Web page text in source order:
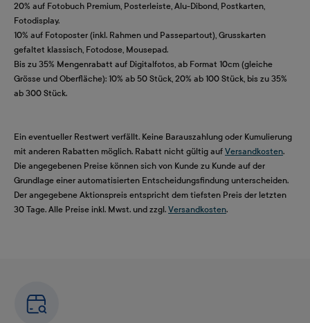
20% auf Fotobuch Premium, Posterleiste, Alu-Dibond, Postkarten,
Fotodisplay.
10% auf Fotoposter (inkl. Rahmen und Passepartout), Grusskarten
gefaltet klassisch, Fotodose, Mousepad.
Bis zu 35% Mengenrabatt auf Digitalfotos, ab Format 10cm (gleiche
Grösse und Oberfläche): 10% ab 50 Stück, 20% ab 100 Stück, bis zu 35%
ab 300 Stück.
Ein eventueller Restwert verfällt. Keine Barauszahlung oder Kumulierung
mit anderen Rabatten möglich. Rabatt nicht gültig auf Versandkosten.
Die angegebenen Preise können sich von Kunde zu Kunde auf der
Grundlage einer automatisierten Entscheidungsfindung unterscheiden.
Der angegebene Aktionspreis entspricht dem tiefsten Preis der letzten
30 Tage. Alle Preise inkl. Mwst. und zzgl. Versandkosten.